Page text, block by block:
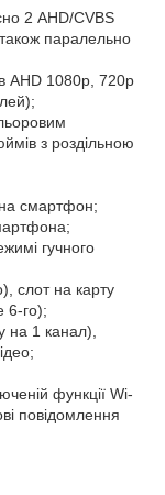
2 AHD/CVBS
паралельно
AHD 1080p, 720p
з роздільною
на смартфон;
гучного
слот на карту
6-го);
на 1 канал),
функції Wi-
повідомлення